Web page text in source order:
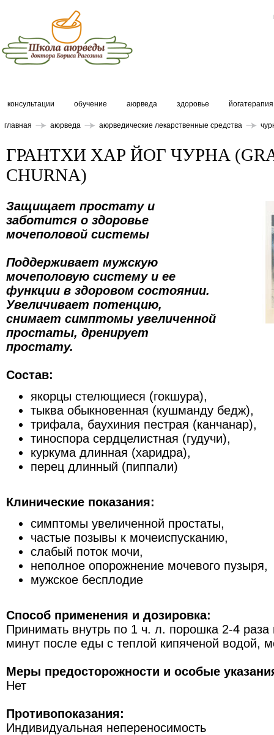
консультации обучение аюрведа здоровье йогатерапия
главная аюрведа аюрведические лекарственные средства
ГРАНТХИ ХАР ЙОГ ЧУРНА
CHURNA)
Защищает простату и
заботится о здоровье
мочеполовой системы
Поддерживает мужскую
мочеполовую систему и ее
функции в здоровом состоянии.
Увеличивает потенцию,
снимает симптомы увеличенной
простаты, дренирует
простату.
Состав:
якорцы стелющиеся (гокшура),
тыква обыкновенная (кушманду бедж),
трифала, баухиния пестрая (канчанар),
тиноспора сердцелистная (гудучи),
куркума длинная (харидра),
перец длинный (пиппали)
Клинические показания:
симптомы увеличенной простаты,
частые позывы к мочеиспусканию,
слабый поток мочи,
неполное опорожнение мочевого пузыря,
мужское бесплодие
Способ применения и дозировка:
Принимать внутрь по 1 ч. л. порошка 2-4 раза
минут после еды с теплой кипяченой водой,
Меры предосторожности и особые
Нет
Противопоказания:
Индивидуальная непереносимость